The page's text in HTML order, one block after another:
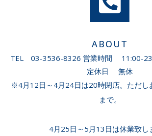
ABOUT
TEL 03-3536-8326 営業時間 11:00-
定休日 無休
※4月12日～4月24日は20時閉店。ただし
まで。
4月25日～5月13日は休業致し